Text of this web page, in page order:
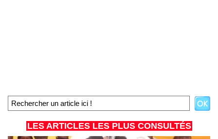
LES ARTICLES LES PLUS CONSULTÉS